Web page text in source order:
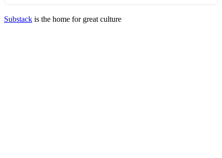
Substack is the home for great culture